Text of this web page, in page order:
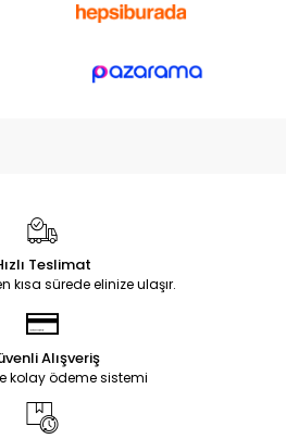
Teslimat
kısa sürede elinize ulaşır.
Alışveriş
kolay ödeme sistemi